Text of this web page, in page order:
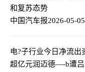
和复苏态势
中国汽车报2026-05-
电?子行业今日净流出
超亿元润迈德—-b遭吕